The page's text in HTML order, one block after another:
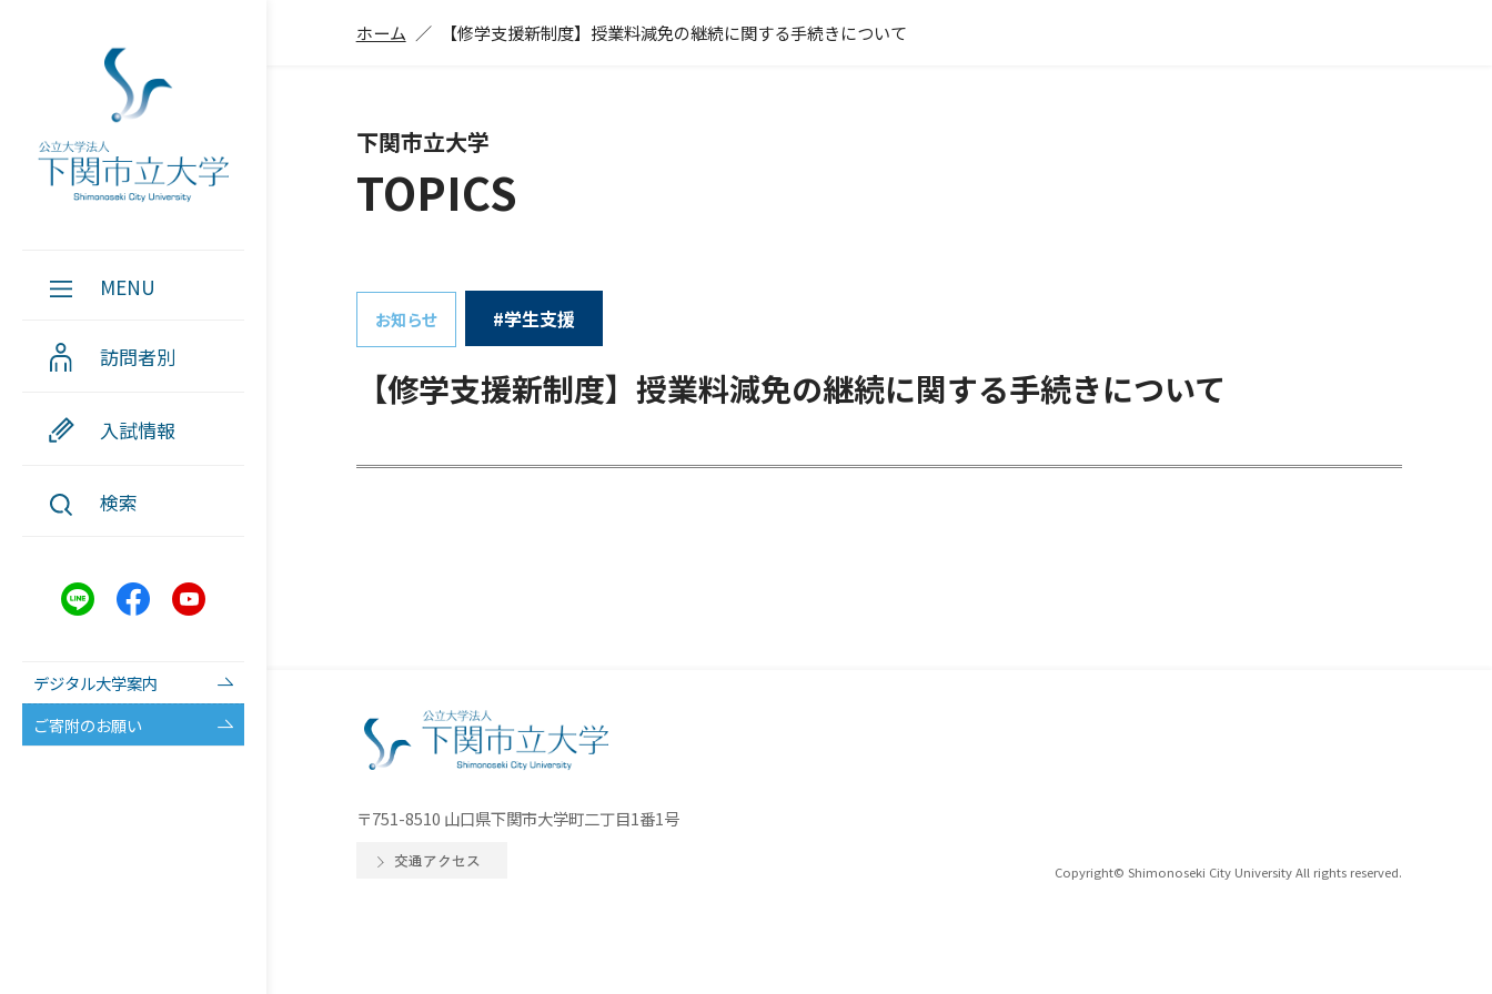
MENU
訪問者別
入試情報
検索
デジタル大学案内
ご寄附のお願い
ホーム 【修学支援新制度】授業料減免の継続に関する手続きについて
下関市立大学
TOPICS
お知らせ #学生支援
【修学支援新制度】授業料減免の継続に関する手続きについて
〒751-8510 山口県下関市大学町二丁目1番1号
交通アクセス
Copyright© Shimonoseki City University All rights reserved.